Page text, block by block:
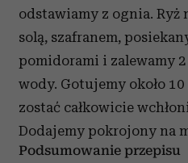
odstawiamy z ognia. Ryż
solą, szafranem,
pomidorami i zalewamy
wody. Gotujemy około
zostać całkowicie
Dodajemy pokrojony na
Podsumowanie przepisu